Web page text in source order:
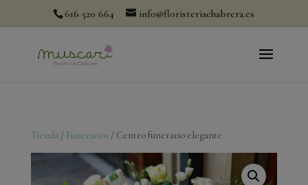
616 520 664 info@floristeriachabrera.es
Tienda/ Funerarios / Centro funerario elegante
modal-check